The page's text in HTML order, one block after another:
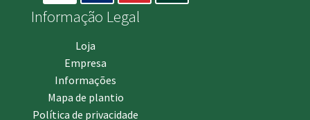
Informação Legal
Loja
Empresa
Informações
Mapa de plantio
Política de privacidade